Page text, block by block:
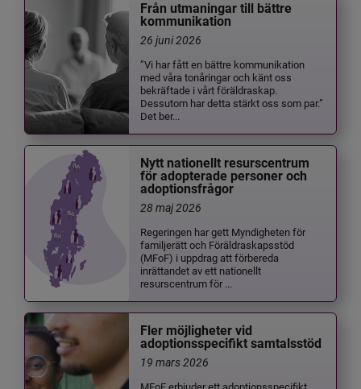
Från utmaningar till bättre
kommunikation
26 juni 2026
”Vi har fått en bättre kommunikation
med våra tonåringar och känt oss
bekräftade i vårt föräldraskap.
Dessutom har detta stärkt oss som par.”
Det ber...
Nytt nationellt resurscentrum
för adopterade personer och
adoptionsfrågor
28 maj 2026
Regeringen har gett Myndigheten för
familjerätt och Föräldraskapsstöd
(MFoF) i uppdrag att förbereda
inrättandet av ett nationellt
resurscentrum för ...
Fler möjligheter vid
adoptionsspecifikt samtalsstöd
19 mars 2026
MFoF erbjuder ett adoptionsspecifikt